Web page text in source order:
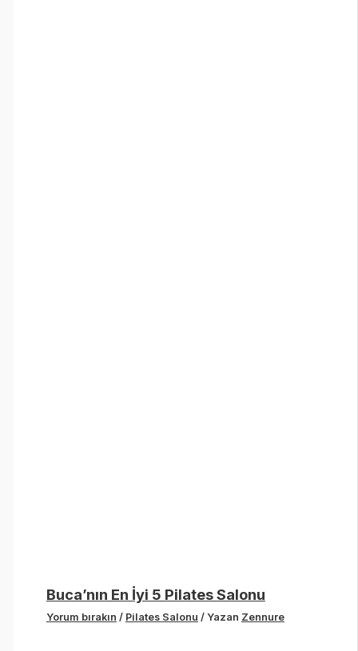
Buca’nın En İyi 5 Pilates Salonu
Yorum bırakın / Pilates Salonu / Yazan Zennure